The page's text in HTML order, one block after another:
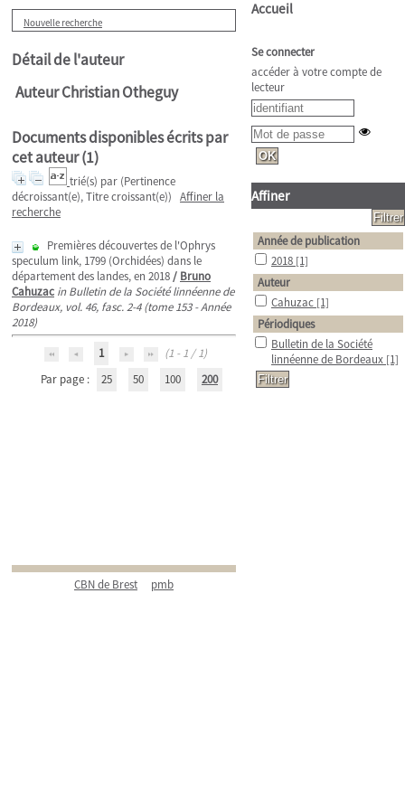
Nouvelle recherche
Détail de l'auteur
Auteur Christian Otheguy
Documents disponibles écrits par
cet auteur (1)
trié(s) par (Pertinence
décroissant(e), Titre croissant(e)) Affiner la
recherche
Premières découvertes de l'Ophrys
speculum link, 1799 (Orchidées) dans le
département des landes, en 2018/ Bruno
Cahuzac in Bulletin de la Société linnéenne de
Bordeaux, vol. 46, fasc. 2-4 (tome 153 - Année
2018)
1
(1 - 1 / 1)
Par page :
25 50 100 200
CBN de Brest pmb
Accueil
Se connecter
accéder à votre compte de
lecteur
Affiner
Année de publication
2018 [1]
Auteur
Cahuzac [1]
Périodiques
Bulletin de la Société
linnéenne de Bordeaux [1]